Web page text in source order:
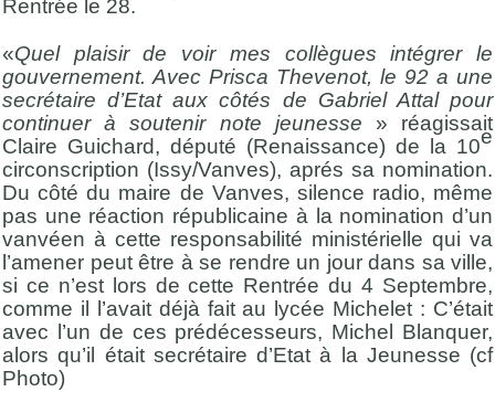
Rentrée le 28.
«Quel plaisir de voir mes collègues intégrer le
gouvernement. Avec Prisca Thevenot, le 92 a une
secrétaire d’Etat aux côtés de Gabriel Attal pour
continuer à soutenir note jeunesse » réagissait
Claire Guichard, député (Renaissance) de la 10e
circonscription (Issy/Vanves), aprés sa nomination.
Du côté du maire de Vanves, silence radio, même
pas une réaction républicaine à la nomination d’un
vanvéen à cette responsabilité ministérielle qui va
l’amener peut être à se rendre un jour dans sa ville,
si ce n’est lors de cette Rentrée du 4 Septembre,
comme il l’avait déjà fait au lycée Michelet : C’était
avec l’un de ces prédécesseurs, Michel Blanquer,
alors qu’il était secrétaire d’Etat à la Jeunesse (cf
Photo)